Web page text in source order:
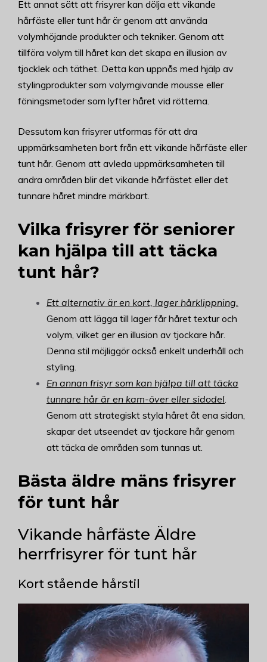
Ett annat sätt att frisyrer kan dölja ett vikande
hårfäste eller tunt hår är genom att använda
volymhöjande produkter och tekniker. Genom att
tillföra volym till håret kan det skapa en illusion av
tjocklek och täthet. Detta kan uppnås med hjälp av
stylingprodukter som volymgivande mousse eller
föningsmetoder som lyfter håret vid rötterna.
Dessutom kan frisyrer utformas för att dra
uppmärksamheten bort från ett vikande hårfäste eller
tunt hår. Genom att avleda uppmärksamheten till
andra områden blir det vikande hårfästet eller det
tunnare håret mindre märkbart.
Vilka frisyrer för seniorer
kan hjälpa till att täcka
tunt hår?
Ett alternativ är en kort, lager hårklippning.
Genom att lägga till lager får håret textur och
volym, vilket ger en illusion av tjockare hår.
Denna stil möjliggör också enkelt underhåll och
styling.
En annan frisyr som kan hjälpa till att täcka
tunnare hår är en kam-över eller sidodel.
Genom att strategiskt styla håret åt ena sidan,
skapar det utseendet av tjockare hår genom
att täcka de områden som tunnas ut.
Bästa äldre mäns frisyrer
för tunt hår
Vikande hårfäste Äldre
herrfrisyrer för tunt hår
Kort stående hårstil